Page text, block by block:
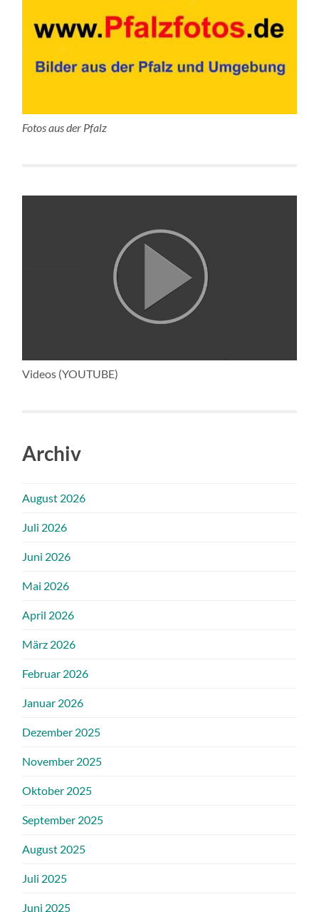
Fotos aus der Pfalz
Videos (YOUTUBE)
Archiv
August 2026
Juli 2026
Juni 2026
Mai 2026
April 2026
März 2026
Februar 2026
Januar 2026
Dezember 2025
November 2025
Oktober 2025
September 2025
August 2025
Juli 2025
Juni 2025